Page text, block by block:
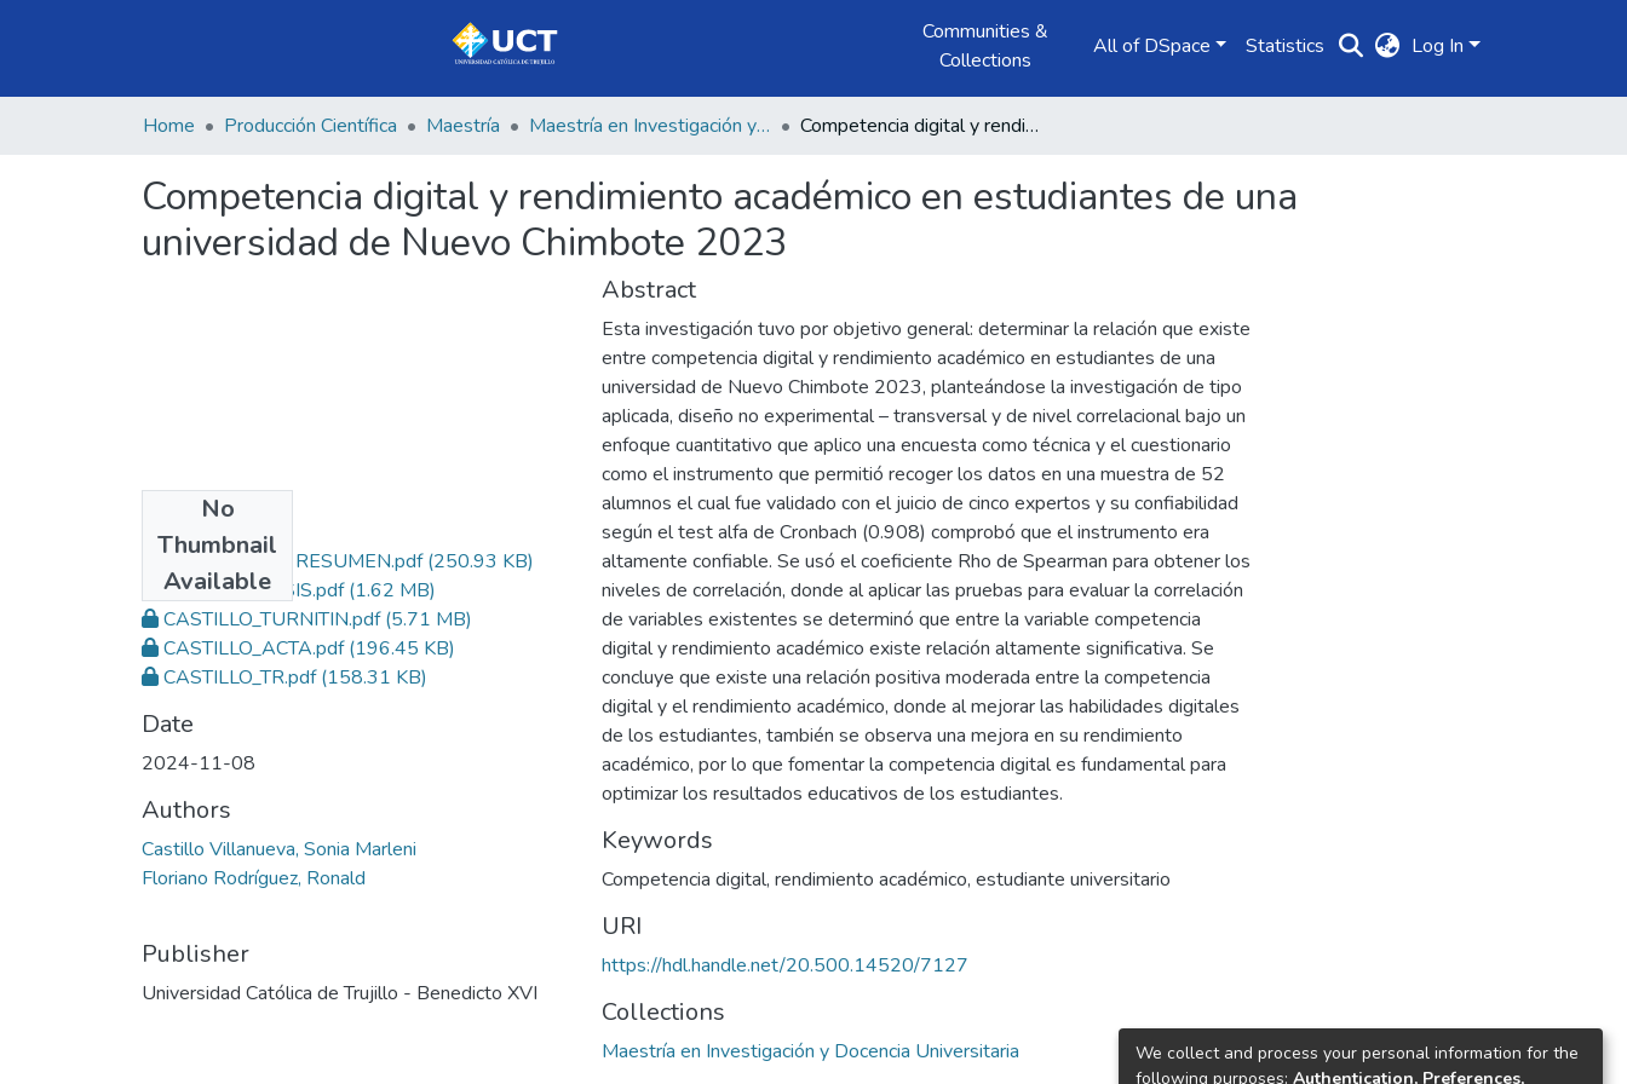
Communities &
Collections
All of DSpace Statistics Log In
Home Producción Científica Maestría Maestría en Investigación y Docencia Universitaria Competencia digital y rendimiento académico en estudiantes de una universidad de Nuevo Chimbote 2023
Competencia digital y rendimiento académico en estudiantes de una
universidad de Nuevo Chimbote 2023
No
Thumbnail
Available
CASTILLO_TESIS RESUMEN.pdf(250.93 KB)
CASTILLO_TESIS.pdf(1.62 MB)
CASTILLO_TURNITIN.pdf(5.71 MB)
CASTILLO_ACTA.pdf(196.45 KB)
CASTILLO_TR.pdf(158.31 KB)
Date
2024-11-08
Authors
Castillo Villanueva, Sonia Marleni
Floriano Rodríguez, Ronald
Publisher
Universidad Católica de Trujillo - Benedicto XVI
Abstract
Esta investigación tuvo por objetivo general: determinar la relación que existe
entre competencia digital y rendimiento académico en estudiantes de una
universidad de Nuevo Chimbote 2023, planteándose la investigación de tipo
aplicada, diseño no experimental – transversal y de nivel correlacional bajo un
enfoque cuantitativo que aplico una encuesta como técnica y el cuestionario
como el instrumento que permitió recoger los datos en una muestra de 52
alumnos el cual fue validado con el juicio de cinco expertos y su confiabilidad
según el test alfa de Cronbach (0.908) comprobó que el instrumento era
altamente confiable. Se usó el coeficiente Rho de Spearman para obtener los
niveles de correlación, donde al aplicar las pruebas para evaluar la correlación
de variables existentes se determinó que entre la variable competencia
digital y rendimiento académico existe relación altamente significativa. Se
concluye que existe una relación positiva moderada entre la competencia
digital y el rendimiento académico, donde al mejorar las habilidades digitales
de los estudiantes, también se observa una mejora en su rendimiento
académico, por lo que fomentar la competencia digital es fundamental para
optimizar los resultados educativos de los estudiantes.
Keywords
Competencia digital, rendimiento académico, estudiante universitario
URI
https://hdl.handle.net/20.500.14520/7127
Collections
Maestría en Investigación y Docencia Universitaria
We collect and process your personal information for the
following purposes: Authentication, Preferences,